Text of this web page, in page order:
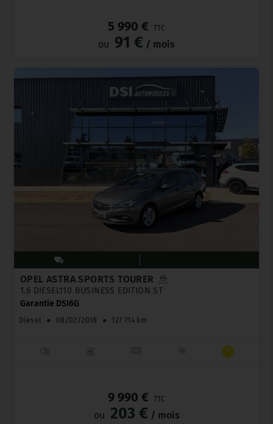
5 990 € TTC
ou 91 € / mois
OPEL ASTRA SPORTS TOURER
1.6 DIESEL110 BUSINESS EDITION ST
Garantie DSI6G
Diesel ● 08/02/2018 ● 127 714 km
9 990 € TTC
ou 203 € / mois